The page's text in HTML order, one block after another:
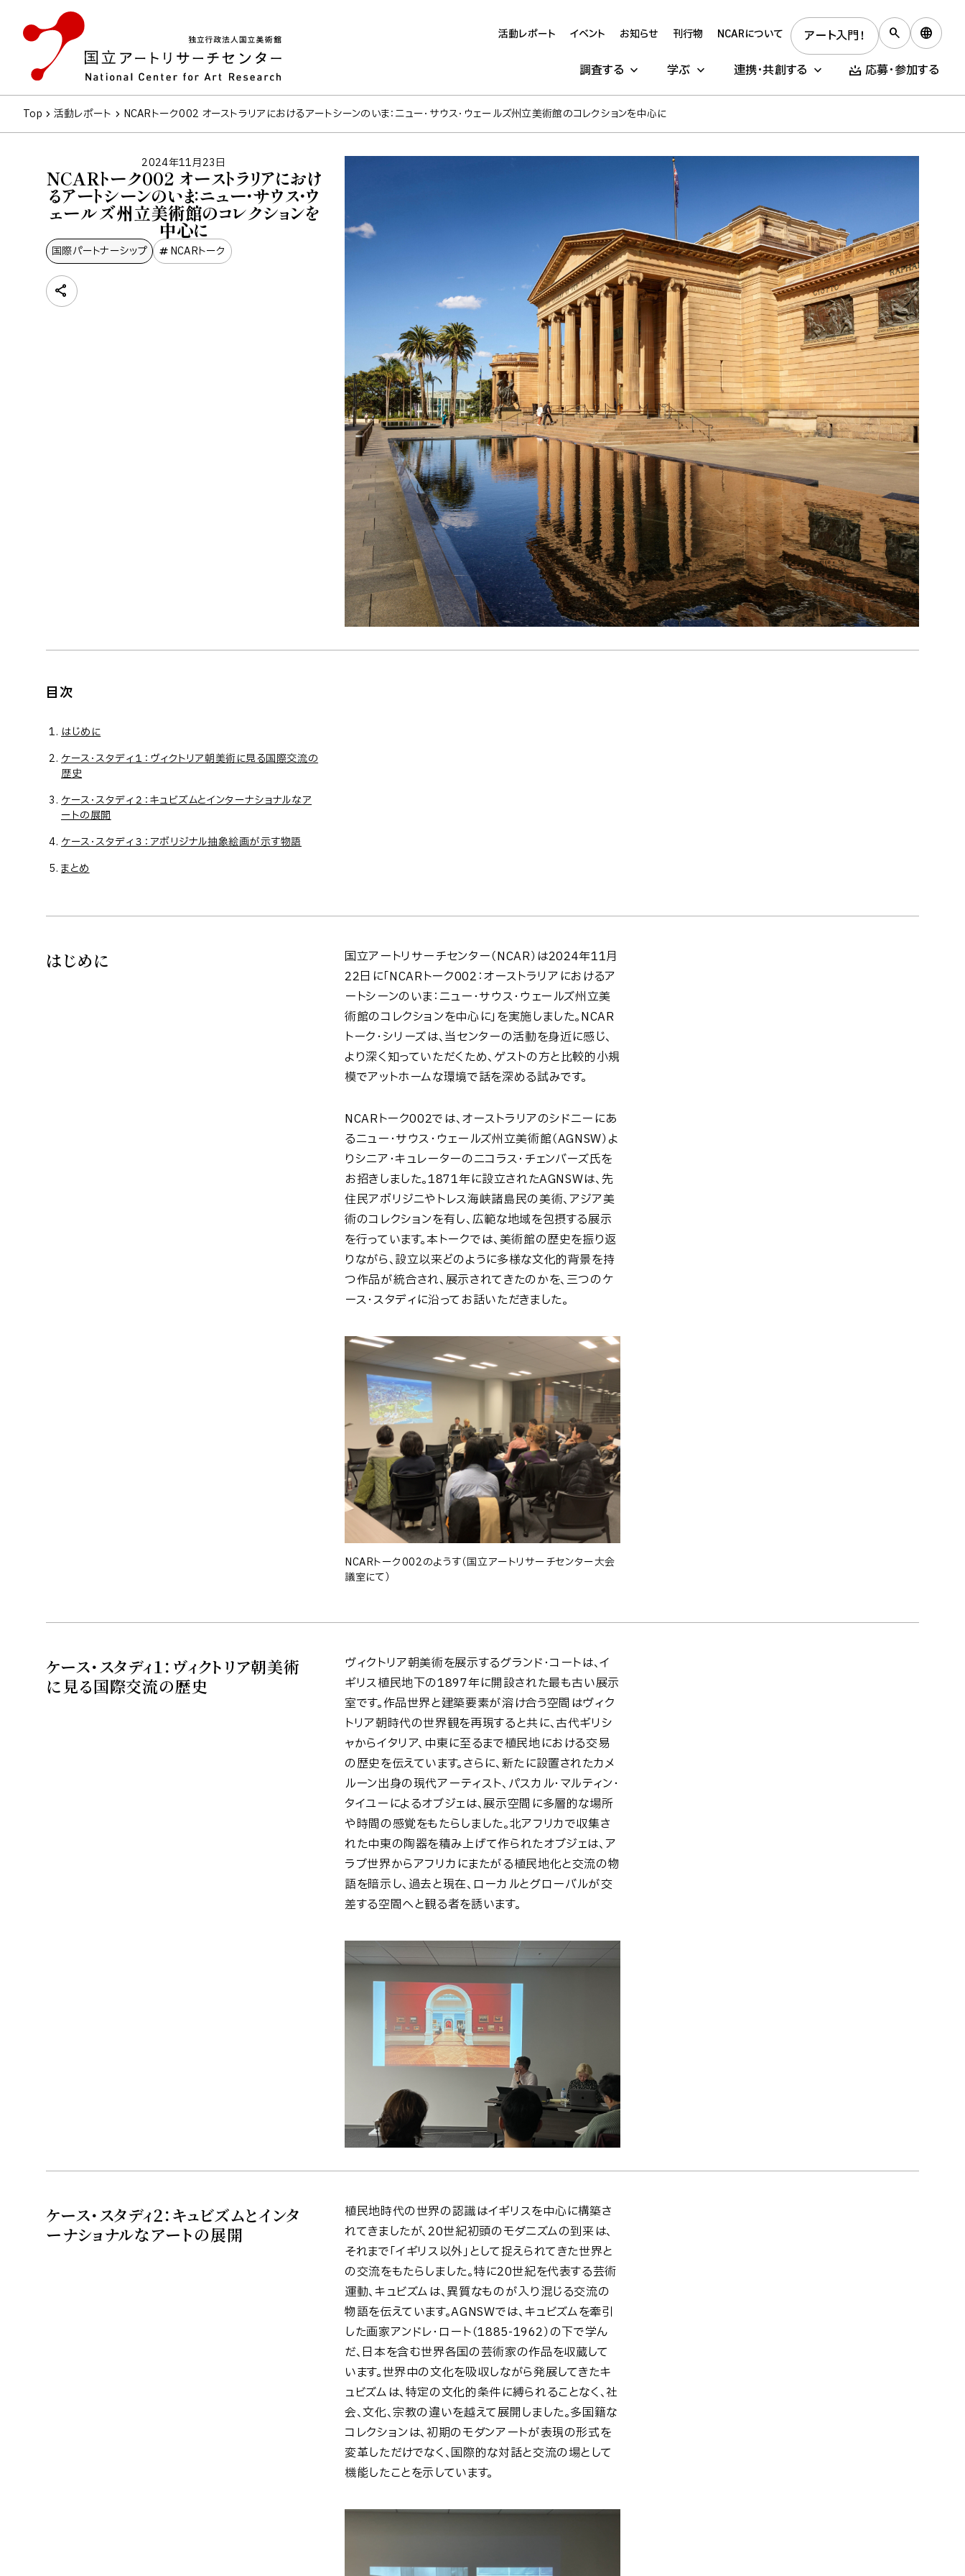
調査する 学ぶ 連携・共創する 応募・参加する
活動レポート イベント お知らせ 刊行物 NCARについて アート入門！
Top 活動レポート NCARトーク002 オーストラリアにおけるアートシーンのいま：ニュー・サウス・ウェールズ州立美術館のコレクションを中心に
2024年11月23日
NCARトーク002 オーストラリアにおけ
るアートシーンのいま：ニュー・サウス・ウ
ェールズ州立美術館のコレクションを
中心に
国際パートナーシップ NCARトーク
目次
はじめに
ケース・スタディ１：ヴィクトリア朝美術に見る国際交流の
歴史
ケース・スタディ２：キュビズムとインターナショナルなア
ートの展開
ケース・スタディ３：アボリジナル抽象絵画が示す物語
まとめ
はじめに
国立アートリサーチセンター（NCAR）は2024年11月
22日に「NCARトーク002：オーストラリアにおけるア
ートシーンのいま：ニュー・サウス・ウェールズ州立美
術館のコレクションを中心に」を実施しました。NCAR
トーク・シリーズは、当センターの活動を身近に感じ、
より深く知っていただくため、ゲストの方と比較的小規
模でアットホームな環境で話を深める試みです。
NCARトーク002では、オーストラリアのシドニーにあ
るニュー・サウス・ウェールズ州立美術館（AGNSW）よ
りシニア・キュレーターのニコラス・チェンバーズ氏を
お招きしました。1871年に設立されたAGNSWは、先
住民アボリジニやトレス海峡諸島民の美術、アジア美
術のコレクションを有し、広範な地域を包摂する展示
を行っています。本トークでは、美術館の歴史を振り返
りながら、設立以来どのように多様な文化的背景を持
つ作品が統合され、展示されてきたのかを、三つのケ
ース・スタディに沿ってお話いただきました。
NCARトーク002のようす（国立アートリサーチセンター大会
議室にて）
ケース・スタディ１：ヴィクトリア朝美術
に見る国際交流の歴史
ヴィクトリア朝美術を展示するグランド・コートは、イ
ギリス植民地下の1897年に開設された最も古い展示
室です。作品世界と建築要素が溶け合う空間はヴィク
トリア朝時代の世界観を再現すると共に、古代ギリシ
ャからイタリア、中東に至るまで植民地における交易
の歴史を伝えています。さらに、新たに設置されたカメ
ルーン出身の現代アーティスト、パスカル・マルティン・
タイユーによるオブジェは、展示空間に多層的な場所
や時間の感覚をもたらしました。北アフリカで収集さ
れた中東の陶器を積み上げて作られたオブジェは、ア
ラブ世界からアフリカにまたがる植民地化と交流の物
語を暗示し、過去と現在、ローカルとグローバルが交
差する空間へと観る者を誘います。
ケース・スタディ２：キュビズムとインタ
ーナショナルなアートの展開
植民地時代の世界の認識はイギリスを中心に構築さ
れてきましたが、20世紀初頭のモダニズムの到来は、
それまで「イギリス以外」として捉えられてきた世界と
の交流をもたらしました。特に20世紀を代表する芸術
運動、キュビズムは、異質なものが入り混じる交流の
物語を伝えています。AGNSWでは、キュビズムを牽引
した画家アンドレ・ロート（1885-1962）の下で学ん
だ、日本を含む世界各国の芸術家の作品を収蔵して
います。世界中の文化を吸収しながら発展してきたキ
ュビズムは、特定の文化的条件に縛られることなく、社
会、文化、宗教の違いを越えて展開しました。多国籍な
コレクションは、初期のモダンアートが表現の形式を
変革しただけでなく、国際的な対話と交流の場として
機能したことを示しています。